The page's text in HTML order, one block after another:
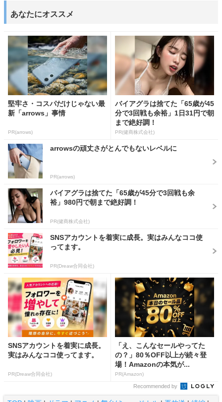
あなたにオススメ
堅牢さ・コスパだけじゃない最
新「arrows」事情
PR(arrows)
バイアグラは捨てた「65歳が45
分で3回戦も余裕」1日31円で朝
まで絶好調！
PR(健商株式会社)
arrowsの頑丈さがとんでもないレベルに
PR(arrows)
バイアグラは捨てた「65歳が45分で3回戦も余
裕」980円で朝まで絶好調！
PR(健商株式会社)
SNSアカウントを着実に成長。実はみんなココ使
ってます。
PR(Dreaw合同会社)
SNSアカウントを着実に成長。
実はみんなココ使ってます。
PR(Dreaw合同会社)
「え、こんなセールやってた
の？」80％OFF以上が続々登
場！Amazonの本気が...
PR(Amazon)
Recommended by